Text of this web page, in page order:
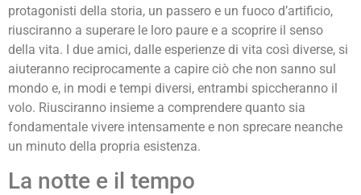
protagonisti della storia, un passero e un fuoco d’artificio,
riusciranno a superare le loro paure e a scoprire il senso
della vita. I due amici, dalle esperienze di vita così diverse, si
aiuteranno reciprocamente a capire ciò che non sanno sul
mondo e, in modi e tempi diversi, entrambi spiccheranno il
volo. Riusciranno insieme a comprendere quanto sia
fondamentale vivere intensamente e non sprecare neanche
un minuto della propria esistenza.
La notte e il tempo